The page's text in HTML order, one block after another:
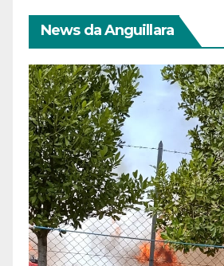
News da Anguillara